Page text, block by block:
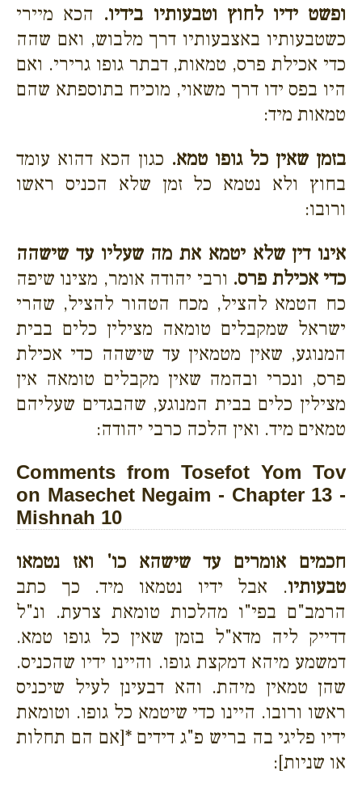
ופשט ידיו לחוץ וטבעותיו בידיו. הכא מיירי
כשטבעותיו באצבעותיו דרך מלבוש, ואם שהה
כדי אכילת פרס, טמאות, דבתר גופו גרירי. ואם
היו בפס ידו דרך משאוי, מוכיח בתוספתא שהם
טמאות מיד:
בזמן שאין כל גופו טמא. כגון הכא דהוא עומד
בחוץ ולא נטמא כל זמן שלא הכניס ראשו
ורובו:
אינו דין שלא יטמא את מה שעליו עד שישהה
כדי אכילת פרס. ורבי יהודה אומר, מצינו שיפה
כח הטמא להציל, מכח הטהור להציל, שהרי
ישראל שמקבלים טומאה מצילין כלים בבית
המנוגע, שאין מטמאין עד שישהה כדי אכילת
פרס, ונכרי ובהמה שאין מקבלים טומאה אין
מצילין כלים בבית המנוגע, שהבגדים שעליהם
טמאים מיד. ואין הלכה כרבי יהודה:
Comments from Tosefot Yom Tov
on Masechet Negaim - Chapter 13 -
Mishnah 10
חכמים אומרים עד שישהא כו' ואז נטמאו
טבעותיו. אבל ידיו נטמאו מיד. כך כתב
הרמב"ם בפי"ו מהלכות טומאת צרעת. ונ"ל
דדייק ליה מדא"ל בזמן שאין כל גופו טמא.
דמשמע מיהא דמקצת גופו. והיינו ידיו שהכניס.
שהן טמאין מיהת. והא דבעינן לעיל שיכניס
ראשו ורובו. היינו כדי שיטמא כל גופו. וטומאת
ידיו פליגי בה בריש פ"ג דידים *[אם הם תחלות
או שניות]: